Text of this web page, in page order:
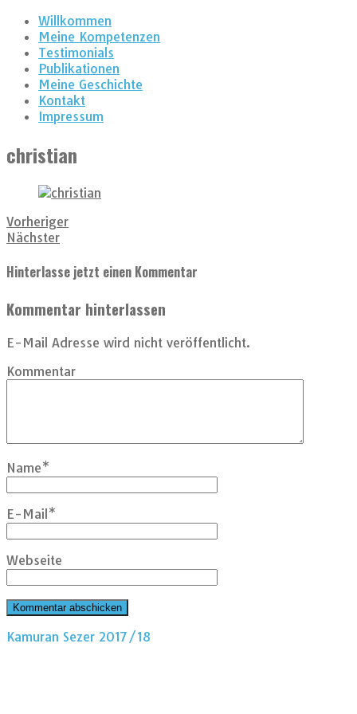
Willkommen
Meine Kompetenzen
Testimonials
Publikationen
Meine Geschichte
Kontakt
Impressum
christian
Vorheriger
Nächster
Hinterlasse jetzt einen Kommentar
Kommentar hinterlassen
E-Mail Adresse wird nicht veröffentlicht.
Kommentar
Name*
E-Mail *
Webseite
Kamuran Sezer 2017/18